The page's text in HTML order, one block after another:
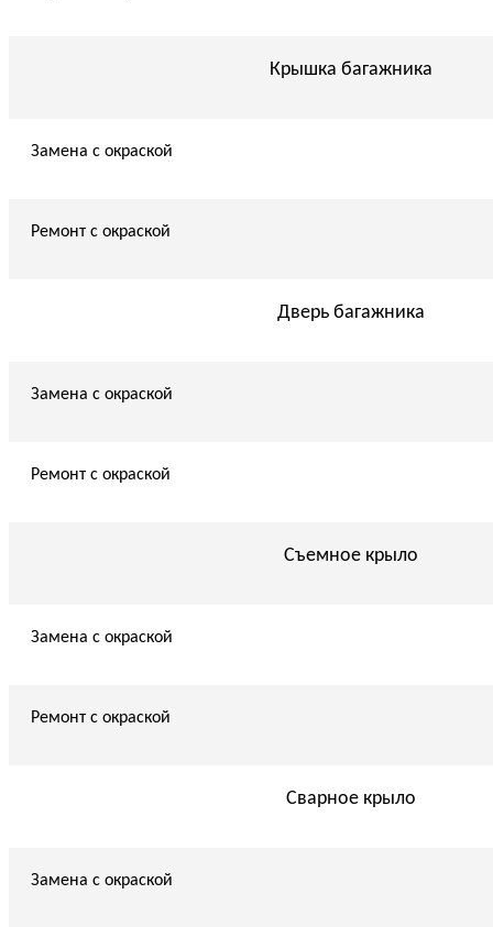
Крышка багажника
Замена с окраской
Ремонт с окраской
Дверь багажника
Замена с окраской
Ремонт с окраской
Съемное крыло
Замена с окраской
Ремонт с окраской
Сварное крыло
Замена с окраской